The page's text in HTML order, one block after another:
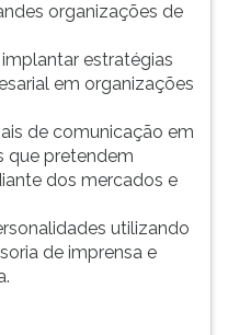
organizações de
estratégias
em organizações
de comunicação em
que pretendem
dos mercados e
utilizando
de imprensa e